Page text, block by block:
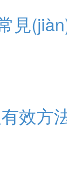
見
效方